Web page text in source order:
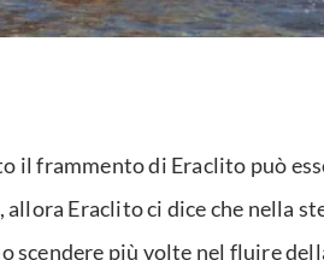
il frammento di Eraclito può
Eraclito ci dice che nella
scendere più volte nel fluire